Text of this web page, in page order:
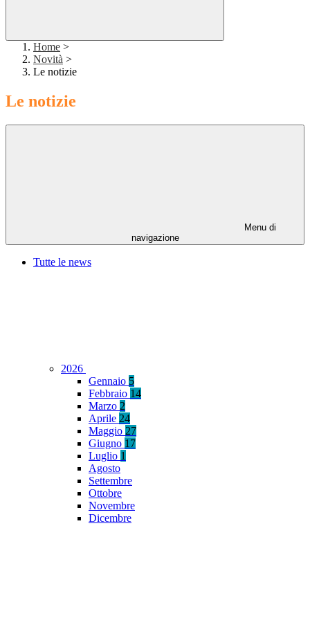
Home >
Novità >
Le notizie
Le notizie
Menu di
navigazione
Tutte le news
2026
Gennaio 5
Febbraio 14
Marzo 2
Aprile 24
Maggio 27
Giugno 17
Luglio 1
Agosto
Settembre
Ottobre
Novembre
Dicembre